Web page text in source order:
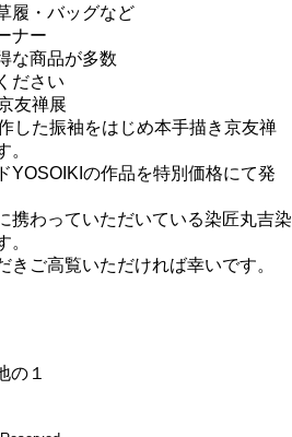
・バッグなど
ナー
な商品が多数
ださい
友禅展
た振袖をはじめ本手描き京友禅
。
の作品を特別価格にて発
わっていただいている染匠丸吉染
。
ご高覧いただければ幸いです。
の１